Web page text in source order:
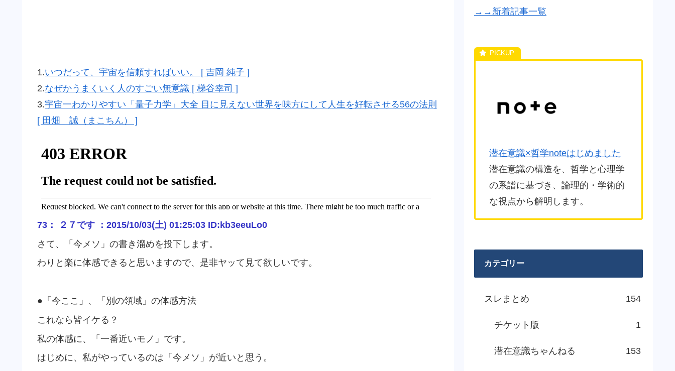
1.いつだって、宇宙を信頼すればいい。 [ 吉岡 純子 ]
2.なぜかうまくいく人のすごい無意識 [ 梯谷幸司 ]
3.宇宙一わかりやすい「量子力学」大全 目に見えない世界を味方にして人生を好転させる56の法則
[ 田畑 誠（まこちん） ]
73： ２７です ：2015/10/03(土) 01:25:03 ID:kb3eeuLo0
さて、「今メソ」の書き溜めを投下します。
わりと楽に体感できると思いますので、是非ヤッて見て欲しいです。
●「今ここ」、「別の領域」の体感方法
これなら皆イケる？
私の体感に、「一番近いモノ」です。
はじめに、私がやっているのは「今メソ」が近いと思う。
→→新着記事一覧
潜在意識×哲学noteはじめました
潜在意識の構造を、哲学と心理学
の系譜に基づき、論理的・学術的
な視点から解明します。
カテゴリー
スレまとめ 154
チケット版 1
潜在意識ちゃんねる 153